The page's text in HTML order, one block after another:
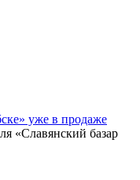
уже в продаже
«Славянский базар